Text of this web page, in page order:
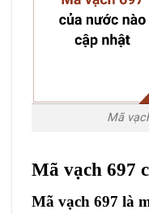
Mã
Mã vạch 697
Mã vạch 697 là